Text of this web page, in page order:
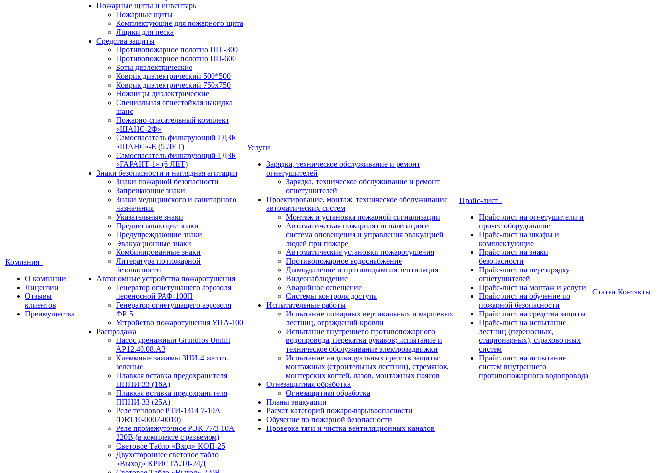
Компания
О компании
Лицензии
Отзывы
клиентов
Преимущества
Пожарные щиты и инвентарь
Пожарные щиты
Комплектующие для пожарного щита
Ящики для песка
Средства защиты
Противопожарное полотно ПП -300
Противопожарное полотно ПП-600
Боты диэлектрические
Коврик диэлектрический 500*500
Коврик диэлектрический 750х750
Ножницы диэлектрические
Специальная огнестойкая накидка
шанс
Пожарно-спасательный комплект
«ШАНС-2Ф»
Самоспасатель фильтрующий ГДЗК
«ШАНС»-Е (5 ЛЕТ)
Самоспасатель фильтрующий ГДЗК
«ГАРАНТ-1» (6 ЛЕТ)
Знаки безопасности и наглядная агитация
Знаки пожарной безопасности
Запрещающие знаки
Знаки медицинского и санитарного
назначения
Указательные знаки
Предписывающие знаки
Предупреждающие знаки
Эвакуационные знаки
Комбинированные знаки
Литература по пожарной
безопасности
Автономные устройства пожаротушения
Генератор огнетушащего аэрозоля
переносной РАФ-100П
Генератор огнетушащего аэрозоля
ФР-5
Устройство пожаротушения УПА-100
Распродажа
Насос дренажный Grundfos Unilift
АP12.40.08.A3
Клеммные зажимы ЗНИ-4 желто-
зеленые
Плавкая вставка предохранителя
ППНИ-33 (16А)
Плавкая вставка предохранителя
ППНИ-33 (25А)
Реле тепловое РТИ-1314 7-10А
(DRT10-0007-0010)
Реле промежуточное РЭК 77/3 10А
220В (в комплекте с разъемом)
Световое Табло «Вход» КОП-25
Двухстороннее световое табло
«Выход» КРИСТАЛЛ-24Д
Услуги
Зарядка, техническое обслуживание и ремонт
огнетушителей
Зарядка, техническое обслуживание и ремонт
огнетушителей
Проектирование, монтаж, техническое обслуживание
автоматических систем
Монтаж и установка пожарной сигнализации
Автоматическая пожарная сигнализация и
система оповещения и управления эвакуацией
людей при пожаре
Автоматические установки пожаротушения
Противопожарное водоснабжение
Дымоудаление и противодымная вентиляция
Видеонаблюдение
Аварийное освещение
Системы контроля доступа
Испытательные работы
Испытание пожарных вертикальных и маршевых
лестниц, ограждений кровли
Испытание внутреннего противопожарного
водопровода, перекатка рукавов; испытание и
техническое обслуживание электрозадвижки
Испытание индивидуальных средств защиты:
монтажных (строительных лестниц), стремянок,
монтерских когтей, лазов, монтажных поясов
Огнезащитная обработка
Огнезащитная обработка
Планы эвакуации
Расчет категорий пожаро-взрывоопасности
Обучение по пожарной безопасности
Проверка тяги и чистка вентиляционных каналов
Прайс-лист
Прайс-лист на огнетушители и
прочее оборудование
Прайс-лист на шкафы и
комплектующие
Прайс-лист на знаки
безопасности
Прайс-лист на перезарядку
огнетушителей
Прайс-лист на монтаж и услуги
Прайс-лист на обучение по
пожарной безопасности
Прайс-лист на средства защиты
Прайс-лист на испытание
лестниц (переносных,
стационарных), страховочных
систем
Прайс-лист на испытание
систем внутреннего
противопожарного водопровода
Статьи Контакты